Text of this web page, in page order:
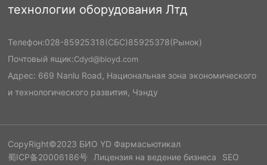
технологии оборудования Лтд
Телефон:028-85925318(СБС)85925378(Рынок)
Почтовый ящик:Cdyd@bioyd.com
Адрес: 669 Nanlu Road, Национальная зона экономического
и технологического развития, Чэнду
CopyRight©2023 БИО YD Фармасьютикал
蜀ICP备20006186号
Лицензия на ведение бизнеса SEO